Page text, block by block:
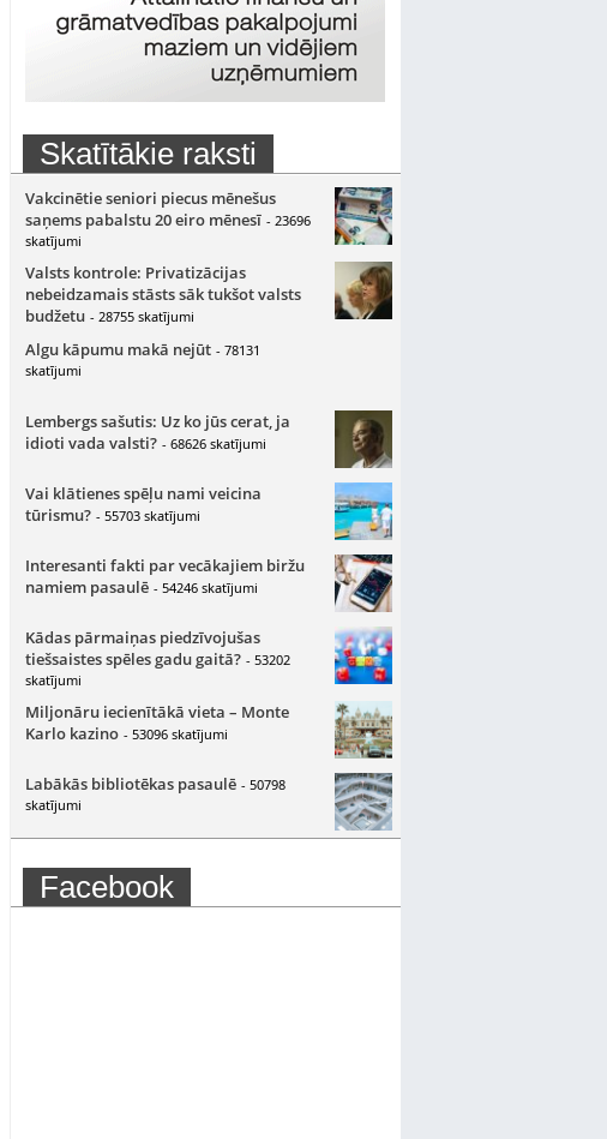
Skatītākie raksti
Vakcinētie seniori piecus mēnešus
saņems pabalstu 20 eiro mēnesī - 23696
skatījumi
Valsts kontrole: Privatizācijas
nebeidzamais stāsts sāk tukšot valsts
budžetu - 28755 skatījumi
Algu kāpumu makā nejūt - 78131
skatījumi
Lembergs sašutis: Uz ko jūs cerat, ja
idioti vada valsti? - 68626 skatījumi
Vai klātienes spēļu nami veicina
tūrismu? - 55703 skatījumi
Interesanti fakti par vecākajiem biržu
namiem pasaulē - 54246 skatījumi
Kādas pārmaiņas piedzīvojušas
tiešsaistes spēles gadu gaitā? - 53202
skatījumi
Miljonāru iecienītākā vieta – Monte
Karlo kazino - 53096 skatījumi
Labākās bibliotēkas pasaulē - 50798
skatījumi
Facebook